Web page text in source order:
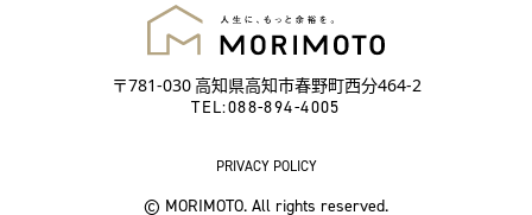
〒781-030 高知県高知市春野町西分464-2
TEL:088-894-4005
PRIVACY POLICY
© MORIMOTO. All rights reserved.